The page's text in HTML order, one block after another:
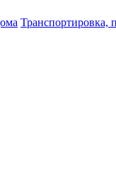
Транспортировка,